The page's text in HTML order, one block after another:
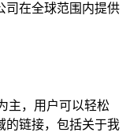
司在全球范围内提供
主，用户可以轻松
的链接，包括关于我